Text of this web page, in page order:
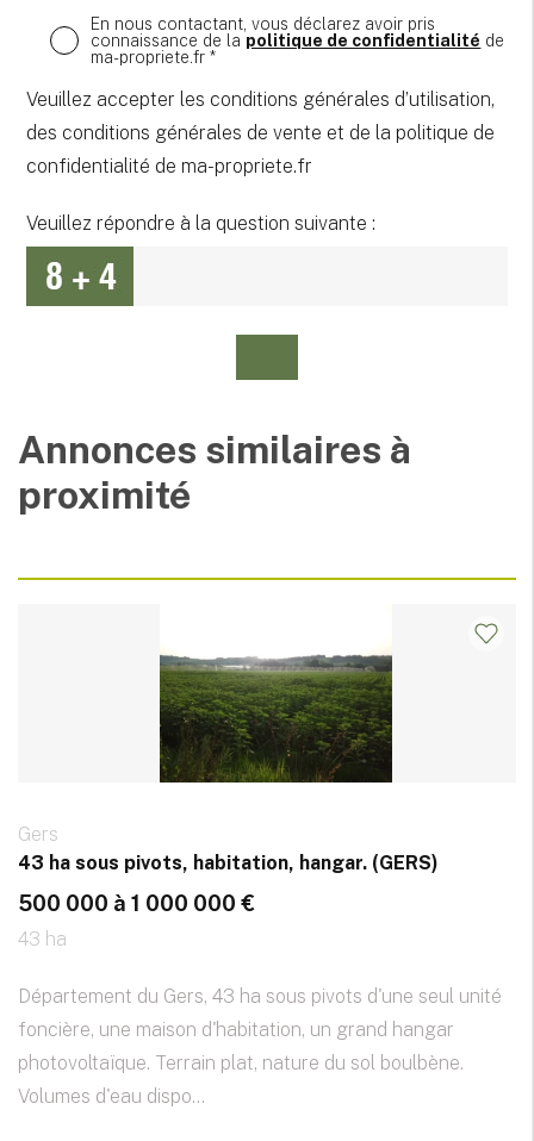
En nous contactant, vous déclarez avoir pris
connaissance de la politique de confidentialité de
ma-propriete.fr *
Veuillez accepter les conditions générales d’utilisation,
des conditions générales de vente et de la politique de
confidentialité de ma-propriete.fr
Veuillez répondre à la question suivante :
Annonces similaires à
proximité
Gers
43 ha sous pivots, habitation, hangar. (GERS)
500 000 à 1 000 000 €
43 ha
Département du Gers, 43 ha sous pivots d'une seul unité
foncière, une maison d'habitation, un grand hangar
photovoltaïque. Terrain plat, nature du sol boulbène.
Volumes d'eau dispo...